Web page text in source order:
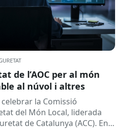
de l’AOC per al món
al núvol i altres
la Comissió
del Món Local, liderada
de Catalunya (ACC). En